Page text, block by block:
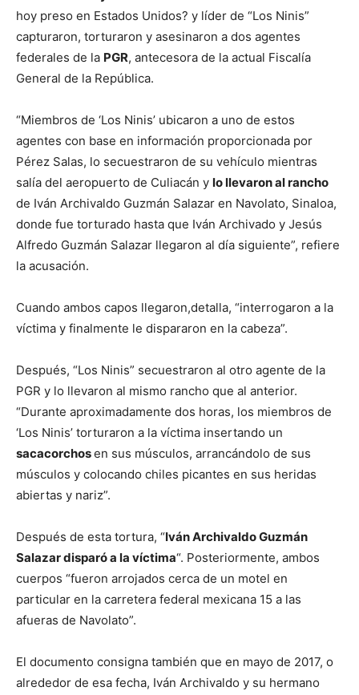
hoy preso en Estados Unidos? y líder de “Los Ninis”
capturaron, torturaron y asesinaron a dos agentes
federales de la PGR, antecesora de la actual Fiscalía
General de la República.
“Miembros de ‘Los Ninis’ ubicaron a uno de estos
agentes con base en información proporcionada por
Pérez Salas, lo secuestraron de su vehículo mientras
salía del aeropuerto de Culiacán y lo llevaron al rancho
de Iván Archivaldo Guzmán Salazar en Navolato, Sinaloa,
donde fue torturado hasta que Iván Archivado y Jesús
Alfredo Guzmán Salazar llegaron al día siguiente”, refiere
la acusación.
Cuando ambos capos llegaron,detalla, “interrogaron a la
víctima y finalmente le dispararon en la cabeza”.
Después, “Los Ninis” secuestraron al otro agente de la
PGR y lo llevaron al mismo rancho que al anterior.
“Durante aproximadamente dos horas, los miembros de
‘Los Ninis’ torturaron a la víctima insertando un
sacacorchosen sus músculos, arrancándolo de sus
músculos y colocando chiles picantes en sus heridas
abiertas y nariz”.
Después de esta tortura, “Iván Archivaldo Guzmán
Salazar disparó a la víctima“. Posteriormente, ambos
cuerpos “fueron arrojados cerca de un motel en
particular en la carretera federal mexicana 15 a las
afueras de Navolato”.
El documento consigna también que en mayo de 2017, o
alrededor de esa fecha, Iván Archivaldo y su hermano